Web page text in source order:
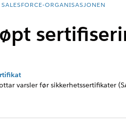
ORGANISASJONEN
varsler før sikkerhetssertifikater